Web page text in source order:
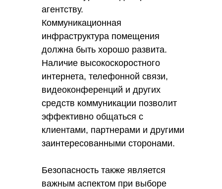
агентству.
Коммуникационная
инфраструктура помещения
должна быть хорошо развита.
Наличие высокоскоростного
интернета, телефонной связи,
видеоконференций и других
средств коммуникации позволит
эффективно общаться с
клиентами, партнерами и другими
заинтересованными сторонами.
Безопасность также является
важным аспектом при выборе